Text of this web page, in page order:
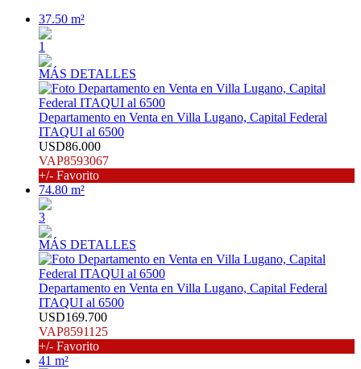
37.50 m²
1
MÁS DETALLES
Departamento en Venta en Villa Lugano, Capital Federal
ITAQUI al 6500
USD86.000
VAP8593067
+/- Favorito
74.80 m²
3
MÁS DETALLES
Departamento en Venta en Villa Lugano, Capital Federal
ITAQUI al 6500
USD169.700
VAP8591125
+/- Favorito
41 m²